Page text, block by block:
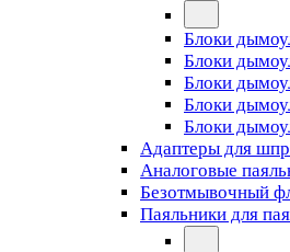
Блоки
Блоки
Блоки
Блоки
Блоки
Адаптеры для
Аналоговые
Безотмывочный
Паяльники для